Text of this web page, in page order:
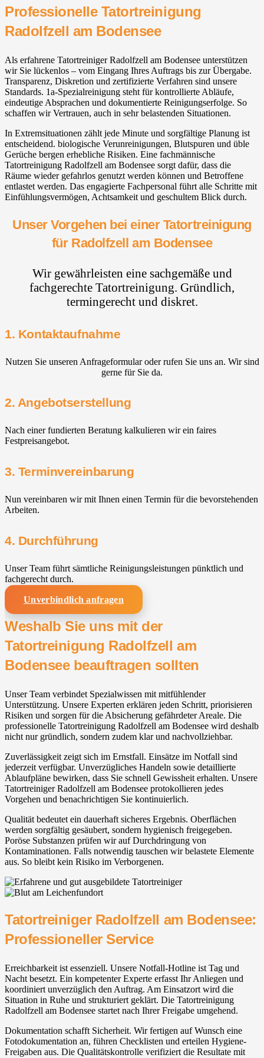
Professionelle Tatortreinigung
Radolfzell am Bodensee
Als erfahrene Tatortreiniger Radolfzell am Bodensee unterstützen
wir Sie lückenlos – vom Eingang Ihres Auftrags bis zur Übergabe.
Transparenz, Diskretion und zertifizierte Verfahren sind unsere
Standards. 1a-Spezialreinigung steht für kontrollierte Abläufe,
eindeutige Absprachen und dokumentierte Reinigungserfolge. So
schaffen wir Vertrauen, auch in sehr belastenden Situationen.
In Extremsituationen zählt jede Minute und sorgfältige Planung ist
entscheidend. biologische Verunreinigungen, Blutspuren und üble
Gerüche bergen erhebliche Risiken. Eine fachmännische
Tatortreinigung Radolfzell am Bodensee sorgt dafür, dass die
Räume wieder gefahrlos genutzt werden können und Betroffene
entlastet werden. Das engagierte Fachpersonal führt alle Schritte mit
Einfühlungsvermögen, Achtsamkeit und geschultem Blick durch.
Unser Vorgehen bei einer Tatortreinigung
für Radolfzell am Bodensee
Wir gewährleisten eine sachgemäße und
fachgerechte Tatortreinigung. Gründlich,
termingerecht und diskret.
1. Kontaktaufnahme
Nutzen Sie unseren Anfrageformular oder rufen Sie uns an. Wir sind
gerne für Sie da.
2. Angebotserstellung
Nach einer fundierten Beratung kalkulieren wir ein faires
Festpreisangebot.
3. Terminvereinbarung
Nun vereinbaren wir mit Ihnen einen Termin für die bevorstehenden
Arbeiten.
4. Durchführung
Unser Team führt sämtliche Reinigungsleistungen pünktlich und
fachgerecht durch.
Unverbindlich anfragen
Weshalb Sie uns mit der
Tatortreinigung Radolfzell am
Bodensee beauftragen sollten
Unser Team verbindet Spezialwissen mit mitfühlender
Unterstützung. Unsere Experten erklären jeden Schritt, priorisieren
Risiken und sorgen für die Absicherung gefährdeter Areale. Die
professionelle Tatortreinigung Radolfzell am Bodensee wird deshalb
nicht nur gründlich, sondern zudem klar und nachvollziehbar.
Zuverlässigkeit zeigt sich im Ernstfall. Einsätze im Notfall sind
jederzeit verfügbar. Unverzügliches Handeln sowie detaillierte
Ablaufpläne bewirken, dass Sie schnell Gewissheit erhalten. Unsere
Tatortreiniger Radolfzell am Bodensee protokollieren jedes
Vorgehen und benachrichtigen Sie kontinuierlich.
Qualität bedeutet ein dauerhaft sicheres Ergebnis. Oberflächen
werden sorgfältig gesäubert, sondern hygienisch freigegeben.
Poröse Substanzen prüfen wir auf Durchdringung von
Kontaminationen. Falls notwendig tauschen wir belastete Elemente
aus. So bleibt kein Risiko im Verborgenen.
Tatortreiniger Radolfzell am Bodensee:
Professioneller Service
Erreichbarkeit ist essenziell. Unsere Notfall-Hotline ist Tag und
Nacht besetzt. Ein kompetenter Experte erfasst Ihr Anliegen und
koordiniert unverzüglich den Auftrag. Am Einsatzort wird die
Situation in Ruhe und strukturiert geklärt. Die Tatortreinigung
Radolfzell am Bodensee startet nach Ihrer Freigabe umgehend.
Dokumentation schafft Sicherheit. Wir fertigen auf Wunsch eine
Fotodokumentation an, führen Checklisten und erteilen Hygiene-
Freigaben aus. Die Qualitätskontrolle verifiziert die Resultate mit